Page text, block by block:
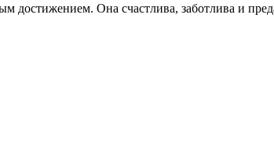
Она счастлива, заботлива и